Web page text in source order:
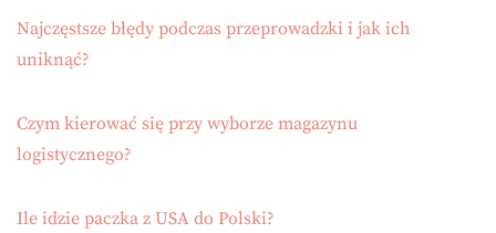
Najczęstsze błędy podczas przeprowadzki i jak ich
uniknąć?
Czym kierować się przy wyborze magazynu
logistycznego?
Ile idzie paczka z USA do Polski?